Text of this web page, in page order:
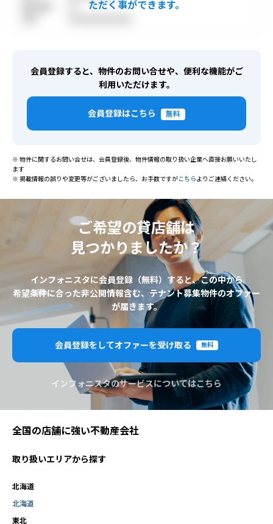
会員登録すると、物件のお問い合せや、便利な機能がご
利用いただけます。
会員登録はこちら 無料
※ 物件に関するお問い合せは、会員登録後、物件情報の取り扱い企業へ直接お願いいたし
ます
※ 掲載情報の誤りや変更等がございましたら、お手数ですがこちらよりご連絡ください。
ご希望の貸店舗は
見つかりましたか？
インフォニスタに会員登録（無料）すると、この中から
希望条件に合った非公開情報含む、テナント募集物件のオファー
が届きます。
会員登録をしてオファーを受け取る 無料
インフォニスタのサービスについてはこちら
全国の店舗に強い不動産会社
取り扱いエリアから探す
北海道
北海道
東北